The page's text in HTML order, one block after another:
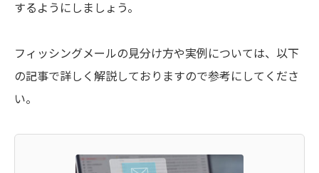
するようにしましょう。
フィッシングメールの見分け方や実例については、以下
の記事で詳しく解説しておりますので参考にしてくださ
い。